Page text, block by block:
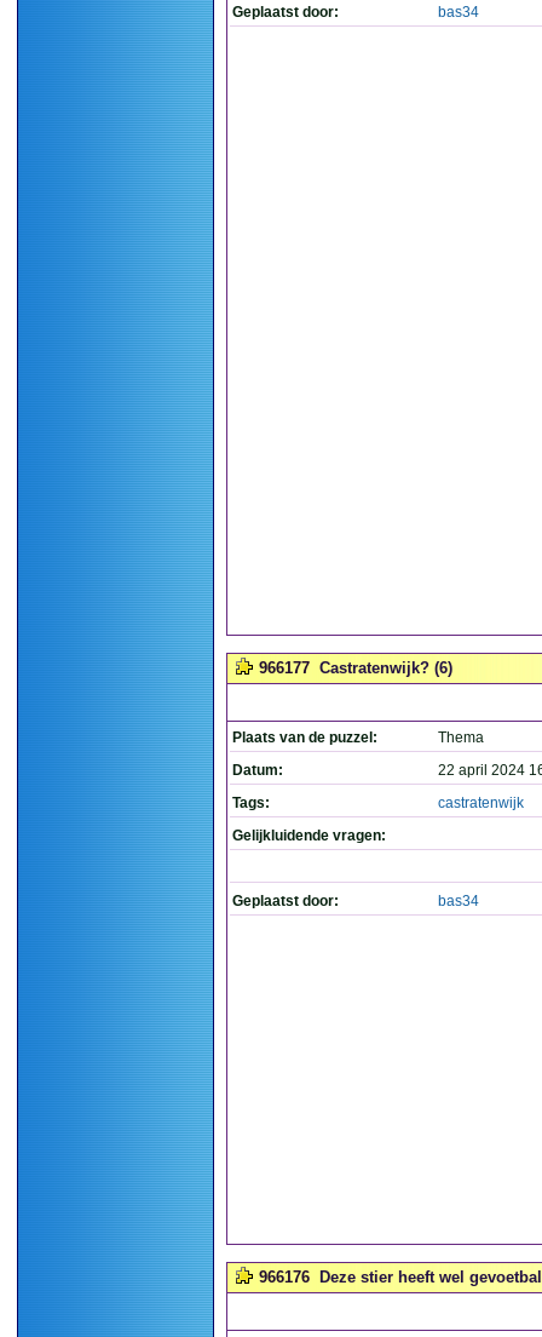
Geplaatst door: bas34
966177 Castratenwijk? (6)
Plaats van de puzzel:
Thema
Datum:
22 april 2024
Tags:
castratenwijk
Gelijkluidende vragen:
Geplaatst door: bas34
966176 Deze stier heeft wel